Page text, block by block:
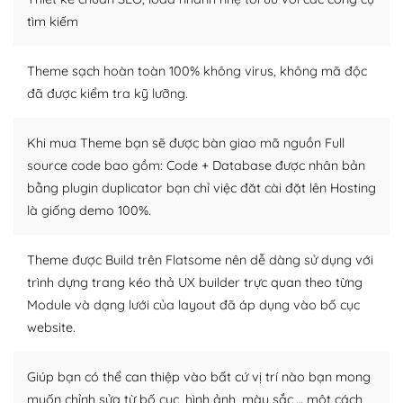
Dễ dàng tùy chỉnh trên WordPress
WordPress là nơi lưu trữ cho một diễn đàn cộng đồng
Nếu bạn gặp khó khăn, bạn có thể lên mạng và tìm
kiếm những cộng đồng WordPress, họ sẽ giúp bạn trả
lời, giải đáp vấn đề của bạn.
– Đa dạng plugin và themes
Plugin mở rộng là thành phần cài đặt thêm vào
tìm kiếm
Theme sạch hoàn toàn 100% không virus, không mã độc
đã được kiểm tra kỹ lưỡng.
Khi mua Theme bạn sẽ được bàn giao mã nguồn Full
source code bao gồm: Code + Database được nhân bản
bằng plugin duplicator bạn chỉ việc đăt cài đặt lên Hosting
là giống demo 100%.
Theme được Build trên Flatsome nên dễ dàng sử dụng với
trình dựng trang kéo thả UX builder trực quan theo từng
Module và dạng lưới của layout đã áp dụng vào bố cục
website.
Giúp bạn có thể can thiệp vào bất cứ vị trí nào bạn mong
muốn chỉnh sửa từ bố cục, hình ảnh, màu sắc,… một cách